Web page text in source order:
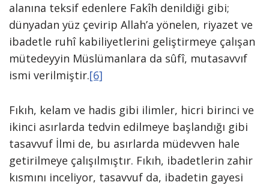
alanına teksif edenlere Fakîh denildiği gibi;
dünyadan yüz çevirip Allah’a yönelen, riyazet ve
ibadetle ruhî kabiliyetlerini geliştirmeye çalışan
mütedeyyin Müslümanlara da sûfî, mutasavvıf
ismi verilmiştir.[6]
Fıkıh, kelam ve hadis gibi ilimler, hicri birinci ve
ikinci asırlarda tedvin edilmeye başlandığı gibi
tasavvuf İlmi de, bu asırlarda müdevven hale
getirilmeye çalışılmıştır. Fıkıh, ibadetlerin zahir
kısmını inceliyor, tasavvuf da, ibadetin gayesi